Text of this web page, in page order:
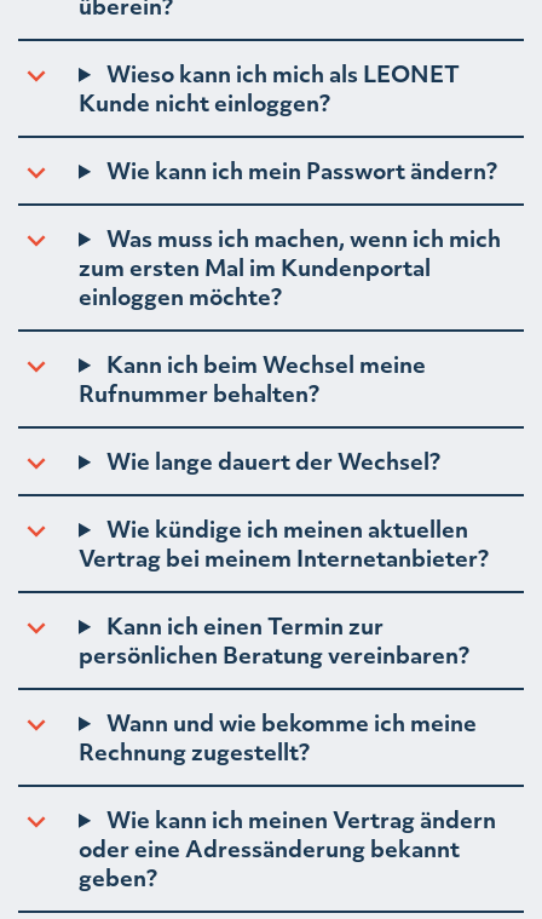
Wieso kann ich mich als LEONET
Kunde nicht einloggen?
Wie kann ich mein Passwort ändern?
Was muss ich machen, wenn ich mich
zum ersten Mal im Kundenportal
einloggen möchte?
Kann ich beim Wechsel meine
Rufnummer behalten?
Wie lange dauert der Wechsel?
Wie kündige ich meinen aktuellen
Vertrag bei meinem Internetanbieter?
Kann ich einen Termin zur
persönlichen Beratung vereinbaren?
Wann und wie bekomme ich meine
Rechnung zugestellt?
Wie kann ich meinen Vertrag ändern
oder eine Adressänderung bekannt
geben?